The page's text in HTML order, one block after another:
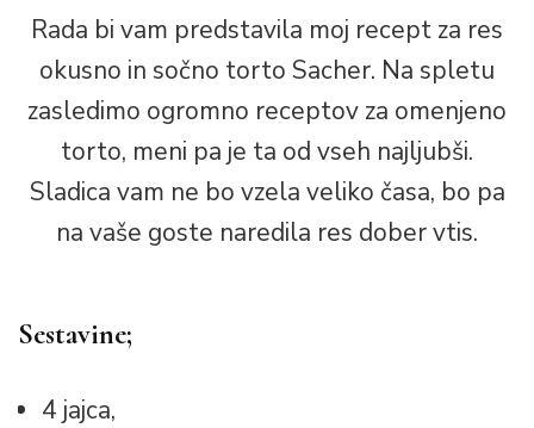
Rada bi vam predstavila moj recept za res
okusno in sočno torto Sacher. Na spletu
zasledimo ogromno receptov za omenjeno
torto, meni pa je ta od vseh najljubši.
Sladica vam ne bo vzela veliko časa, bo pa
na vaše goste naredila res dober vtis.
Sestavine;
4 jajca,